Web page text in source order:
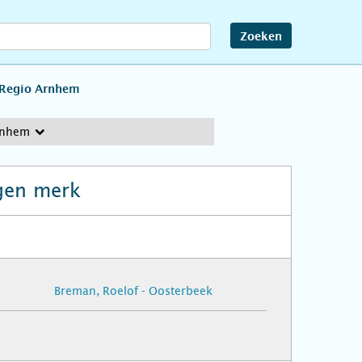
Zoeken
Regio Arnhem
merk
Breman, Roelof - Oosterbeek